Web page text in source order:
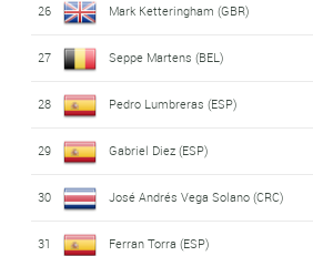
26 Mark Ketteringham (GBR)
27 Seppe Martens (BEL)
28 Pedro Lumbreras (ESP)
29 Gabriel Diez (ESP)
30 José Andrés Vega Solano (CRC)
31 Ferran Torra (ESP)